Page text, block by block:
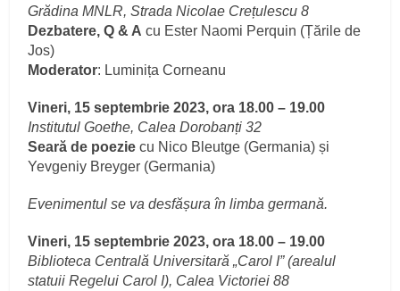
Grădina MNLR, Strada Nicolae Crețulescu 8
Dezbatere, Q & A cu Ester Naomi Perquin (Țările de
Jos)
Moderator: Luminița Corneanu
Vineri, 15 septembrie 2023, ora 18.00 – 19.00
Institutul Goethe, Calea Dorobanți 32
Seară de poezie cu Nico Bleutge (Germania) și
Yevgeniy Breyger (Germania)
Evenimentul se va desfășura în limba germană.
Vineri, 15 septembrie 2023, ora 18.00 – 19.00
Biblioteca Centrală Universitară „Carol I” (arealul
statuii Regelui Carol I), Calea Victoriei 88